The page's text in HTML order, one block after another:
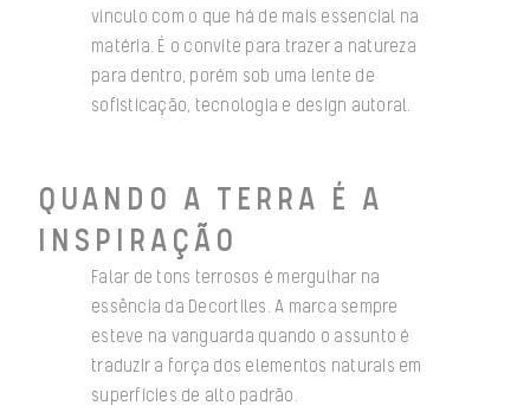
vínculo com o que há de mais essencial na
matéria. É o convite para trazer a natureza
para dentro, porém sob uma lente de
sofisticação, tecnologia e design autoral.
QUANDO A TERRA É A
INSPIRAÇÃO
Falar de tons terrosos é mergulhar na
essência da Decortiles. A marca sempre
esteve na vanguarda quando o assunto é
traduzir a força dos elementos naturais em
superfícies de alto padrão.